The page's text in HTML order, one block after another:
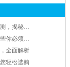
锦祎铝业铝卷板评测，揭秘不同类型铝材的优劣
铝卷选购经验：这些你必须知道！
全面解析
轻松选购